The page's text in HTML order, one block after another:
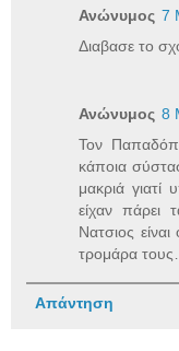
Ανώνυμος 7
Διαβασε το
Ανώνυμος 8
Τον
κάποια
μακριά γιατί
είχαν πάρει
Νατσιος
τρομάρα
Απάντηση